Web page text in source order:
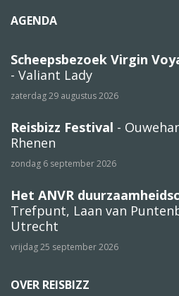
AGENDA
Scheepsbezoek Virgin
- Valiant Lady
zaterdag 29 augustus 2026
Reisbizz Festival -
Rhenen
zondag 6 september 2026
Het ANVR
Trefpunt, Laan van
Utrecht
vrijdag 25 september 2026
OVER REISBIZZ